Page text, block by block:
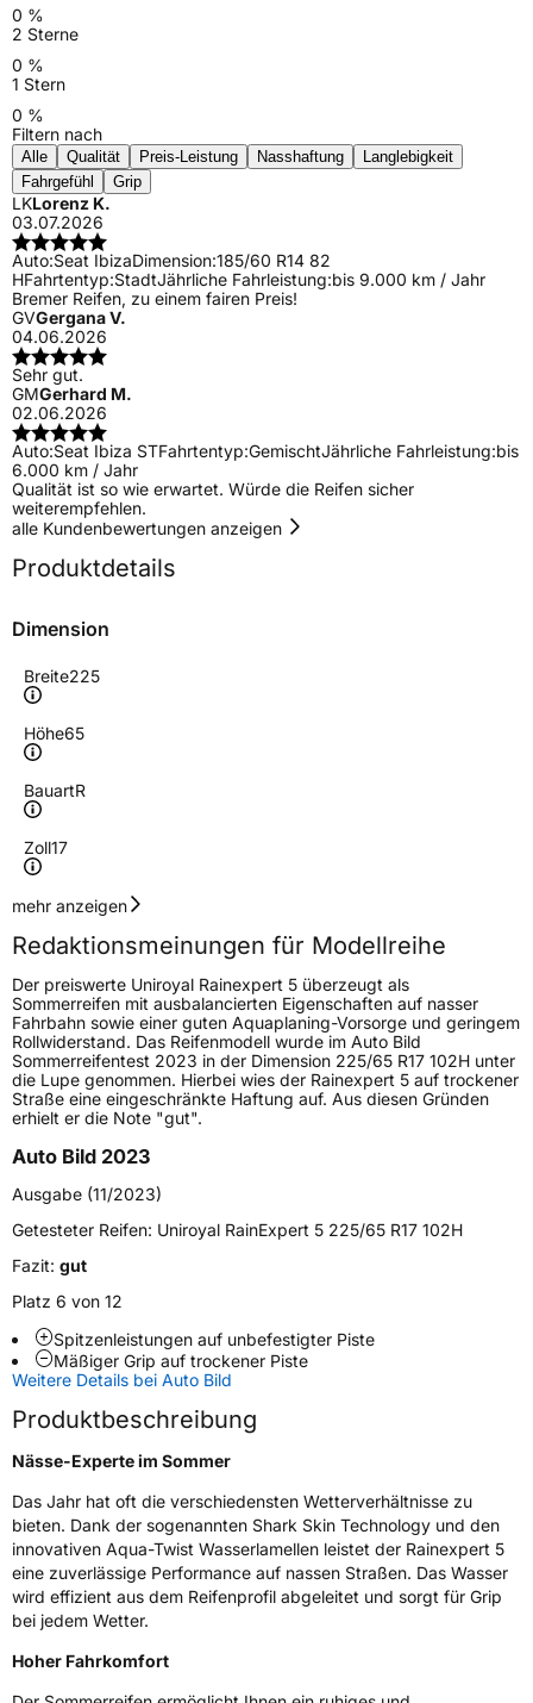
0 %
2 Sterne
0 %
1 Stern
0 %
Filtern nach
Alle Qualität Preis-Leistung Nasshaftung
Langlebigkeit
Fahrgefühl
Grip
LKLorenz K.
03.07.2026
Auto:Seat IbizaDimension:185/60 R14 82
HFahrtentyp:StadtJährliche Fahrleistung:bis 9.000 km / Jahr
Bremer Reifen, zu einem fairen Preis!
GVGergana V.
04.06.2026
Sehr gut.
GMGerhard M.
02.06.2026
Auto:Seat Ibiza STFahrtentyp:GemischtJährliche Fahrleistung:bis
6.000 km / Jahr
Qualität ist so wie erwartet. Würde die Reifen sicher
weiterempfehlen.
alle Kundenbewertungen anzeigen
Produktdetails
Dimension
Breite225
Höhe65
BauartR
Zoll17
Geschwindigkeitsindex
Höchstgeschwindigkeit
240 km/h
Lastindex106
Höchstlast950 kg
Gewicht (in kg)11,739 kg
FahrzeugtypPKW
VerwendungSommerreifen
Modellname
FahrzeugartPKW & SUV
Weitere Eigenschaften
SchlauchtypTL
ZustandNeureifen
VerstärktXL
FelgenschutzFR
EU Label
mehr anzeigen
Redaktionsmeinungen für Modellreihe
Der preiswerte Uniroyal Rainexpert 5 überzeugt als
Sommerreifen mit ausbalancierten Eigenschaften auf nasser
Fahrbahn sowie einer guten Aquaplaning-Vorsorge und geringem
Rollwiderstand. Das Reifenmodell wurde im Auto Bild
Sommerreifentest 2023 in der Dimension 225/65 R17 102H unter
die Lupe genommen. Hierbei wies der Rainexpert 5 auf trockener
Straße eine eingeschränkte Haftung auf. Aus diesen Gründen
erhielt er die Note "gut".
Auto Bild 2023
Ausgabe (11/2023)
Getesteter Reifen: Uniroyal RainExpert 5 225/65 R17 102H
Fazit: gut
Platz 6 von 12
Spitzenleistungen auf unbefestigter Piste
Mäßiger Grip auf trockener Piste
Weitere Details bei Auto Bild
Produktbeschreibung
Nässe-Experte im Sommer
Das Jahr hat oft die verschiedensten Wetterverhältnisse zu
bieten. Dank der sogenannten Shark Skin Technology und den
innovativen Aqua-Twist Wasserlamellen leistet der Rainexpert 5
eine zuverlässige Performance auf nassen Straßen. Das Wasser
wird effizient aus dem Reifenprofil abgeleitet und sorgt für Grip
bei jedem Wetter.
Hoher Fahrkomfort